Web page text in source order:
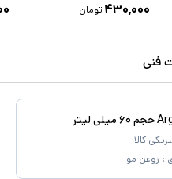
۴۳۰,۰۰۰ تومان
فنی
کالا
: روغن مو